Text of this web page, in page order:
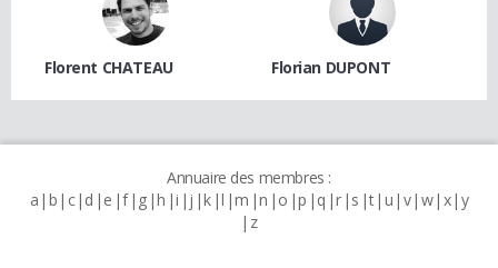
Florent CHATEAU Florian DUPONT
Annuaire des membres :
a b c d e f g h i j k l m n o p q r s t u v w x y
z